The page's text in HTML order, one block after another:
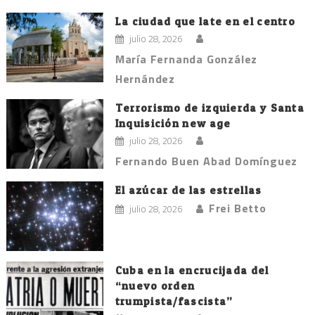
La ciudad que late en el centro
julio 28, 2026
María Fernanda González
Hernández
Terrorismo de izquierda y Santa
Inquisición new age
julio 28, 2026
Fernando Buen Abad Domínguez
El azúcar de las estrellas
julio 28, 2026 Frei Betto
Cuba en la encrucijada del
“nuevo orden
trumpista/fascista”